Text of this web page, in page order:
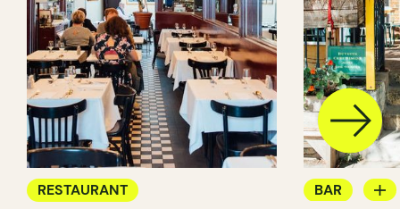
RESTAURANT
BAR